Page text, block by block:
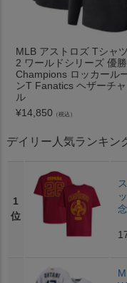
MLB アストロズ Tシャ
2 ワールドシリーズ 優
Champions ロッカール
ンT Fanatics ヘザーチ
ル
¥14,850 （税込）
デイリー人気ランキン
1
位